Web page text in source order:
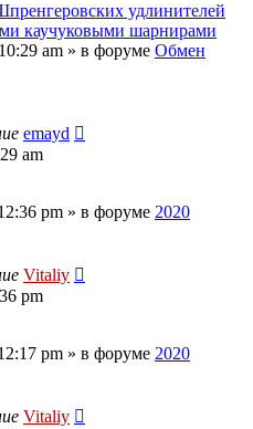
удлинителей
каучуковыми шарнирами
am » в форуме Обмен
emayd
am
pm » в форуме 2020
Vitaliy
pm
pm » в форуме 2020
Vitaliy